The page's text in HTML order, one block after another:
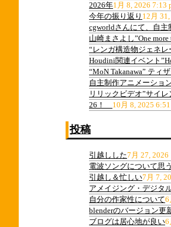
2026年1月 8, 2026 7:13
今年の振り返り 12月
cgworldさんにて、自主
山崎まさよし”One
“レンガ構造物ジェネ
Houdini関連イベント
“MoN Takanawa” ティ
自主制作アニメーショ
リリックビデオ”サイ
26！ 10月 8, 2025
投稿
引越しした7月 27, 2026
電波ソングについて思
引越し＆忙しい7月 7,
アメイジング・デジタ
自分の作家性について6
blenderのバージョン更
ブログは居心地が良い6